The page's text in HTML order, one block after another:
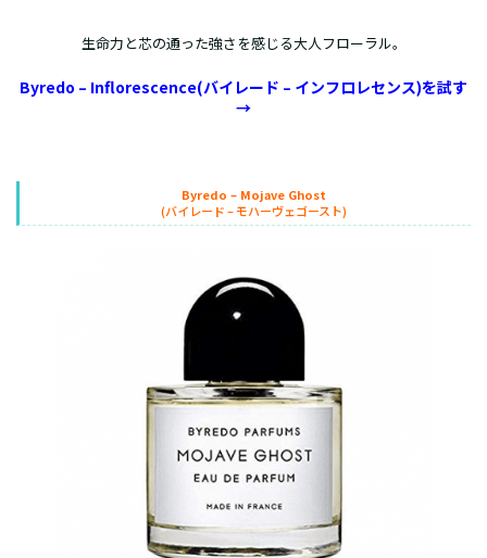
生命力と芯の通った強さを感じる大人フローラル。
Byredo – Inflorescence(バイレード – インフロレセンス)を試す
→
Byredo – Mojave Ghost
(バイレード – モハーヴェゴースト)